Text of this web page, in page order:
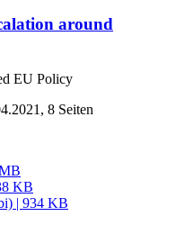
around
EU Policy
8 Seiten
KB
| 934 KB